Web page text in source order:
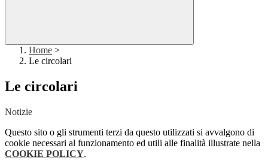
Home >
Le circolari
Le circolari
Notizie
Questo sito o gli strumenti terzi da questo utilizzati si avvalgono di
cookie necessari al funzionamento ed utili alle finalità illustrate nella
COOKIE POLICY.